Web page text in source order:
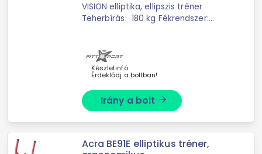
VISION elliptika, ellipszis tréner
Teherbírás: 180 kg Fékrendszer:
...
Készletinfó:
Érdeklődj a boltban!
Irány a bolt arrow_forward
Acra BE91E elliptikus tréner,